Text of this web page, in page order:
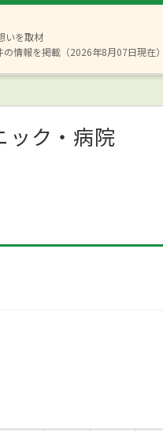
いを取材
情報を掲載（2026年8月07日現在）
ック・病院